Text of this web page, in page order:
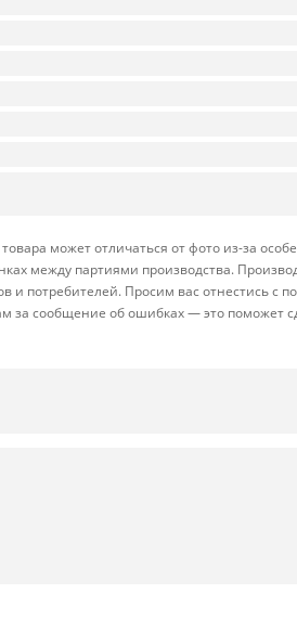
может отличаться от фото из-за
между партиями производства.
и потребителей. Просим вас отнестись с
за сообщение об ошибках — это поможет